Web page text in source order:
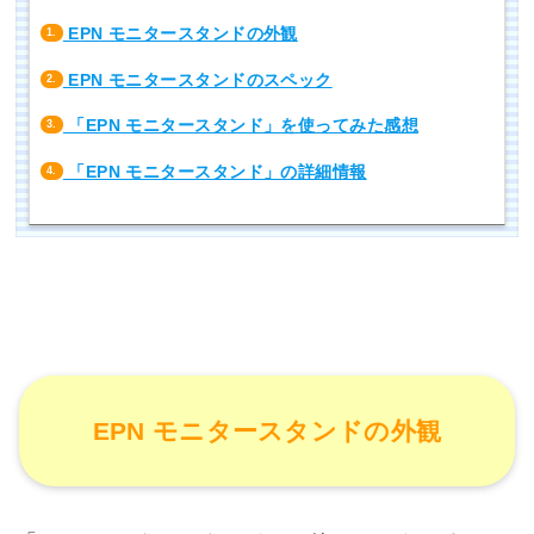
1. EPN モニタースタンドの外観
2. EPN モニタースタンドのスペック
3. 「EPN モニタースタンド」を使ってみた感想
4. 「EPN モニタースタンド」の詳細情報
EPN モニタースタンドの外観